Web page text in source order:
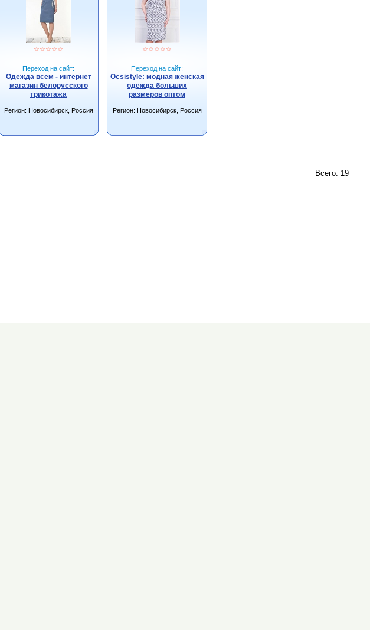
☆☆☆☆☆
Переход на сайт:
Одежда всем - интернет
магазин белорусского
трикотажа
Регион: Новосибирск, Россия
-
☆☆☆☆☆
Переход на сайт:
Ocsistyle: модная женская
одежда больших
размеров оптом
Регион: Новосибирск, Россия
-
Всего: 19